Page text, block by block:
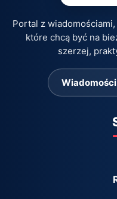
Portal z
które chcą być na
szerzej,
Wiadomości